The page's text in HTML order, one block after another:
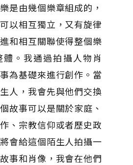
是由幾個樂章組成的，
以相互獨立，又有旋律
和相互關聯使得整個樂
。我通過拍攝人物肖
為基礎來進行創作。當
人，我會先與他們交換
故事可以是關於家庭、
、宗教信仰或者歷史政
會給這個陌生人拍攝一
事和肖像，我會在他們